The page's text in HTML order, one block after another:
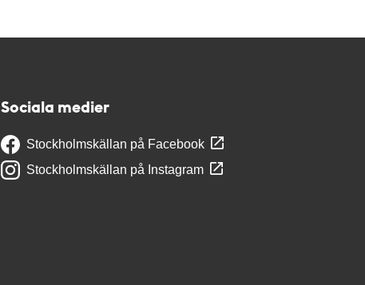
Sociala medier
Stockholmskällan på Facebook
Stockholmskällan på Instagram